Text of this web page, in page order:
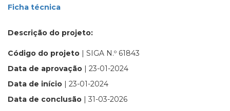
Ficha técnica
Descrição do projeto:
Código do projeto | SIGA N.º 61843
Data de aprovação | 23-01-2024
Data de início | 23-01-2024
Data de conclusão | 31-03-2026